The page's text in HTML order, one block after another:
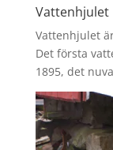
Vattenhjulet
Vattenhjulet
Det första
1895, det